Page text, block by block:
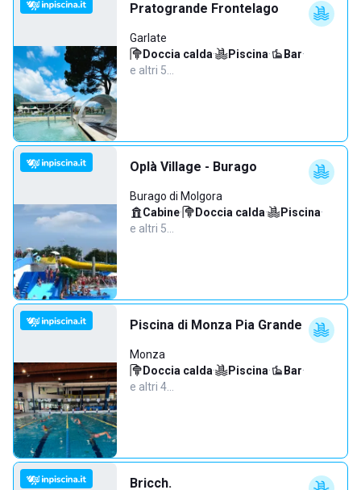
Pratogrande Frontelago
Garlate
Doccia calda· Piscina· Bar·
e altri 5…
Oplà Village - Burago
Burago di Molgora
Cabine· Doccia calda· Piscina·
e altri 5…
Piscina di Monza Pia Grande
Monza
Doccia calda· Piscina· Bar·
e altri 4…
Bricch.